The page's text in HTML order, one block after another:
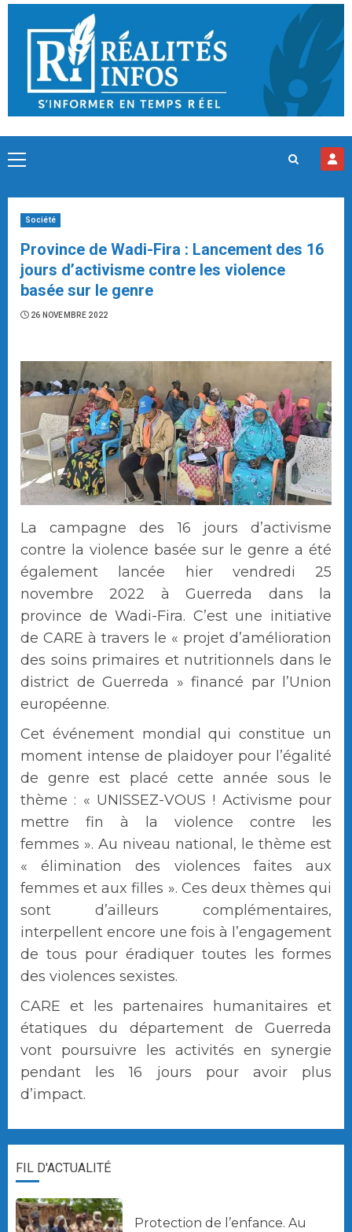
Skip
content
Primary
Société
Province de Wadi-Fira : Lancement des 16
jours d’activisme contre les violence
basée sur le genre
26 NOVEMBRE 2022
La campagne des 16 jours d’activisme
contre la violence basée sur le genre a été
également lancée hier vendredi 25
novembre 2022 à Guerreda dans la
province de Wadi-Fira. C’est une initiative
de CARE à travers le « projet d’amélioration
des soins primaires et nutritionnels dans le
district de Guerreda » financé par l’Union
européenne.
Cet événement mondial qui constitue un
moment intense de plaidoyer pour l’égalité
de genre est placé cette année sous le
thème : « UNISSEZ-VOUS ! Activisme pour
mettre fin à la violence contre les
femmes ». Au niveau national, le thème est
« élimination des violences faites aux
femmes et aux filles ». Ces deux thèmes qui
sont d’ailleurs complémentaires,
interpellent encore une fois à l’engagement
de tous pour éradiquer toutes les formes
des violences sexistes.
CARE et les partenaires humanitaires et
étatiques du département de Guerreda
vont poursuivre les activités en synergie
pendant les 16 jours pour avoir plus
d’impact.
FIL D'ACTUALITÉ
Protection de l’enfance. Au